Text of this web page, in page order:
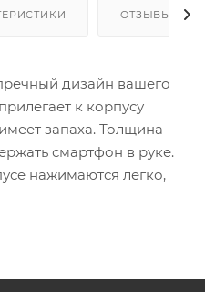
ОТЗЫВЫ
дизайн вашего
к корпусу
запаха. Толщина
смартфон в руке.
нажимаются легко,